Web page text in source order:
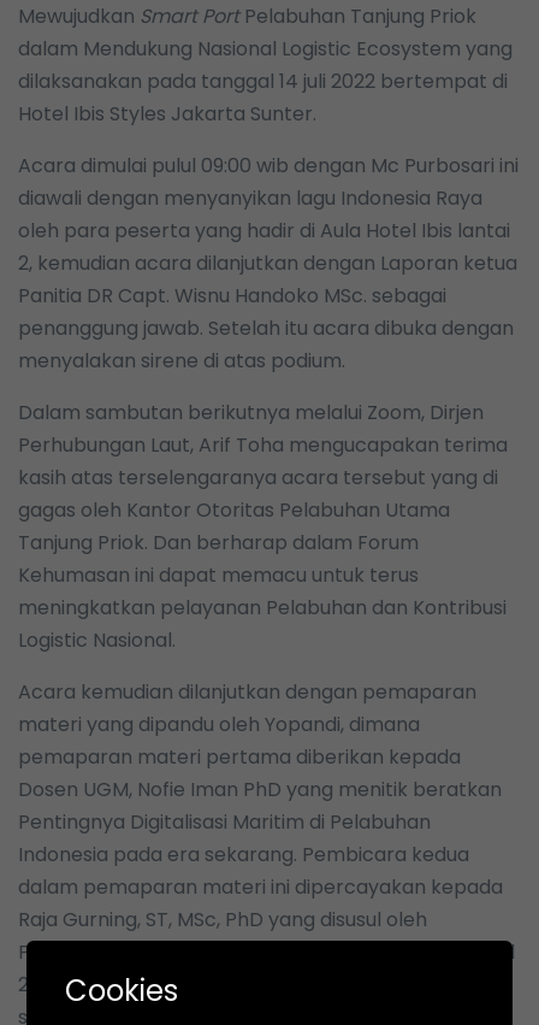
Mewujudkan Smart PortPelabuhan Tanjung Priok
dalam Mendukung Nasional Logistic Ecosystem yang
dilaksanakan pada tanggal 14 juli 2022 bertempat di
Hotel Ibis Styles Jakarta Sunter.
Acara dimulai pulul 09:00 wib dengan Mc Purbosari ini
diawali dengan menyanyikan lagu Indonesia Raya
oleh para peserta yang hadir di Aula Hotel Ibis lantai
2, kemudian acara dilanjutkan dengan Laporan ketua
Panitia DR Capt. Wisnu Handoko MSc. sebagai
penanggung jawab. Setelah itu acara dibuka dengan
menyalakan sirene di atas podium.
Dalam sambutan berikutnya melalui Zoom, Dirjen
Perhubungan Laut, Arif Toha mengucapakan terima
kasih atas terselengaranya acara tersebut yang di
gagas oleh Kantor Otoritas Pelabuhan Utama
Tanjung Priok. Dan berharap dalam Forum
Kehumasan ini dapat memacu untuk terus
meningkatkan pelayanan Pelabuhan dan Kontribusi
Logistic Nasional.
Acara kemudian dilanjutkan dengan pemaparan
materi yang dipandu oleh Yopandi, dimana
pemaparan materi pertama diberikan kepada
Dosen UGM, Nofie Iman PhD yang menitik beratkan
Pentingnya Digitalisasi Maritim di Pelabuhan
Indonesia pada era sekarang. Pembicara kedua
dalam pemaparan materi ini dipercayakan kepada
Raja Gurning, ST, MSc, PhD yang disusul oleh
Pembicara ketiga oleh Guna Mulyana, Head Regional
2 PT Pelindo (Persero) yang mengangkat tentang
supir yang ada di pelabuhan diharapakan ada
Cookies